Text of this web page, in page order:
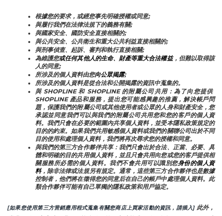
根據您的要求，或經您事先明確授權或同意;
與履行我們在法律法規下的義務有關;
與國家安全、國防安全直接相關的;
與公共安全、公共衛生和重大公共利益直接相關的;
與刑事偵查、起訴、審判和執行直接相關;
為維護您或任何其他人的生命、財產等重大合法權益，但難以取得該
人的同意;
所涉及的個人資料由您向公眾揭露;
所涉及的個人資料是從合法和公開揭露的資訊中蒐集的。
與 SHOPLINE 和 SHOPLINE 的附屬公司共用：為了向您提供
SHOPLINE 產品和服務，提出您可能感興趣的推薦，解決帳戶問
題，保護我們的附屬公司或其他使用者或公眾的人身和財產安全，您
承認並同意我們可以與我們的附屬公司共用您和您的客戶的個人資
料。我們只會在必要的範圍內共享個人資料，並受本隱私政策規定的
目的的約束。如果我們共用敏感個人資料或我們的關聯公司出於不同
目的使用和處理個人資料，我們將再次尋求您的授權和同意。
與我們的第三方合作夥伴共享：我們只會出於合法、正當、必要、具
體和明確的目的共用個人資料，並且只會共用向您或您的客戶提供相
關服務所必需的個人資料。我們不會共用可以識別您身份的個人資
料，除非法律或法規另有規定。通常，這些第三方合作夥伴也是數據
控制者，他們將在徵得您的同意后在自己的帳戶中處理個人資料。此
類合作夥伴可能有自己單獨的隱私政策和用戶協定。
[如果您使用第三方营銷應用程式蒐集有關您商店上買家活動的資訊，請插入] 此外，